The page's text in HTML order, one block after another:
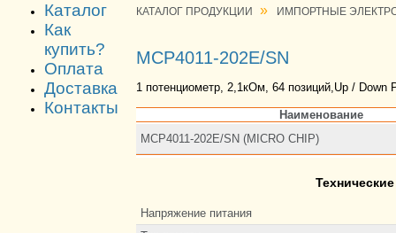
Каталог
Как
купить?
Оплата
Доставка
Контакты
КАТАЛОГ ПРОДУКЦИИ » ИМПОРТНЫЕ
MCP4011-202E/SN
1 потенциометр, 2,1кОм, 64 позиций,Up / Down
Наименование
MCP4011-202E/SN (MICRO CHIP)
Напряжение питания